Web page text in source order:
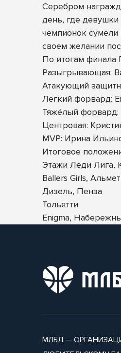
Серебром
день, где девушки
чемпионок сумели
своем желании
По итогам финала
Разыгрывающая:
Атакующий
Легкий форвард:
Тяжёлый
Центровая:
MVP: Ирина
Итоговое
Этажи Леди Лига,
Ballers Girls,
Дизель, Пенза
Тольятти
Enigma,
МЛБЛ —